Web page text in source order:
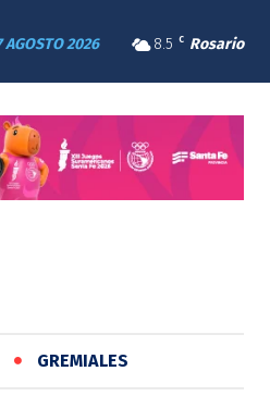
8.5 C Rosario
AGOSTO 2026
GREMIALES